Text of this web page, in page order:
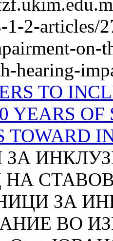
1-2-articles/
on-
hearing-
TO
YEARS OF
TO­WARD
ЗА
НА
ЗА
ВО